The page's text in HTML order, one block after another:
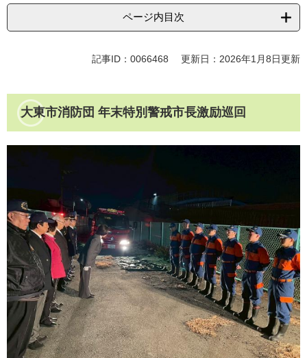
ページ内目次
記事ID：0066468 更新日：2026年1月8日更新
大東市消防団 年末特別警戒市長激励巡回